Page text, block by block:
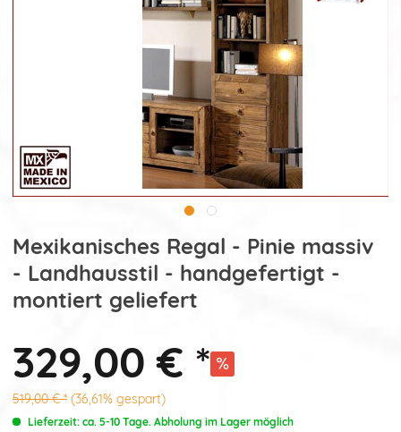
Mexikanisches Regal - Pinie massiv
- Landhausstil - handgefertigt -
montiert geliefert
329,00 € *
519,00 € * (36,61% gespart)
Lieferzeit: ca. 5-10 Tage. Abholung im Lager möglich